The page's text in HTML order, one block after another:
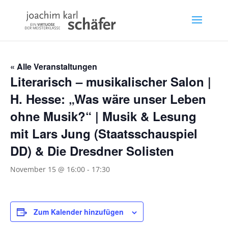
« Alle Veranstaltungen
Literarisch – musikalischer Salon |
H. Hesse: „Was wäre unser Leben
ohne Musik?“ | Musik & Lesung
mit Lars Jung (Staatsschauspiel
DD) & Die Dresdner Solisten
November 15 @ 16:00 - 17:30
Zum Kalender hinzufügen